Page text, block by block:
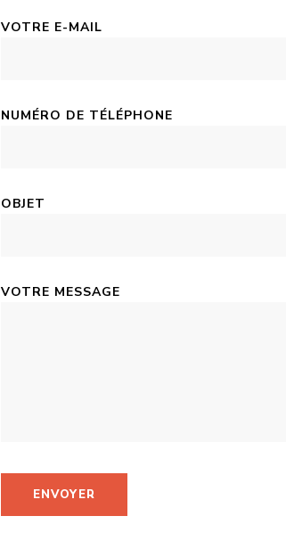
VOTRE E-MAIL
NUMÉRO DE TÉLÉPHONE
OBJET
VOTRE MESSAGE